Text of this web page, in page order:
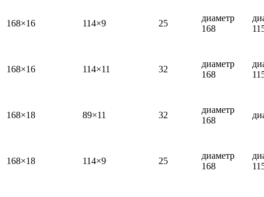
168×16 114×9 25
диаметр
168
168×16 114×11 32
диаметр
168
168×18 89×11 32
диаметр
168
168×18 114×9 25
диаметр
168